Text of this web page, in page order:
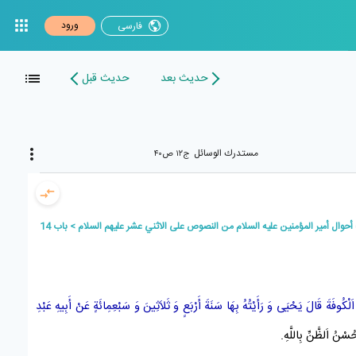
فارسی ورود
حدیث بعد حدیث قبل
مستدرك الوسائل ج۱۲ ص۴۰
أمير المؤمنين عليه السلام من النصوص على الاثني عشر عليهم السلام
باب 14
اَلْكُوفَةَ قَالَ يَحْيَى وَ رَأَيْتُهُ بِهَا سَنَةَ أَرْبَعٍ وَ ثَلاَثِينَ وَ سَبْعِمِائَةٍ عَنْ أَبِيهِعَبْدِ
حُسْنُ اَلظَّنِّ بِاللَّهِ.